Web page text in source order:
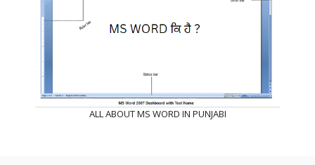
ALL ABOUT MS WORD IN PUNJABI